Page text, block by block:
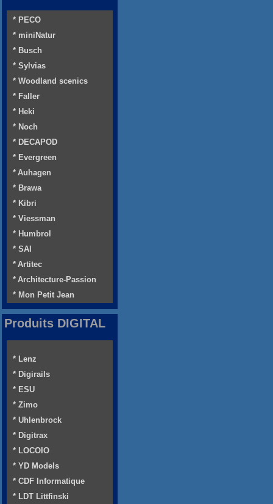
* PECO
* miniNatur
* Busch
* Sylvias
* Woodland scenics
* Faller
* Heki
* Noch
* DECAPOD
* Evergreen
* Auhagen
* Brawa
* Kibri
* Viessman
* Humbrol
* SAI
* Artitec
* Architecture-Passion
* Mon Petit Jean
Produits DIGITAL
* Lenz
* Digirails
* ESU
* Zimo
* Uhlenbrock
* Digitrax
* LOCOIO
* YD Models
* CDF Informatique
* LDT Littfinski